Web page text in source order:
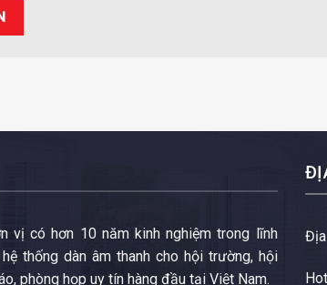
vị có hơn 10 năm kinh nghiệm trong lĩnh
thống dàn âm thanh cho hội trường, hội
phòng họp uy tín hàng đầu tại Việt Nam.
Địa